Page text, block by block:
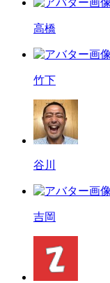
高橋
竹下
谷川
吉岡